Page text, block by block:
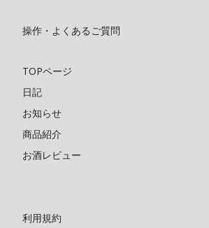
操作・よくあるご質問
TOPページ
日記
お知らせ
商品紹介
お酒レビュー
利用規約